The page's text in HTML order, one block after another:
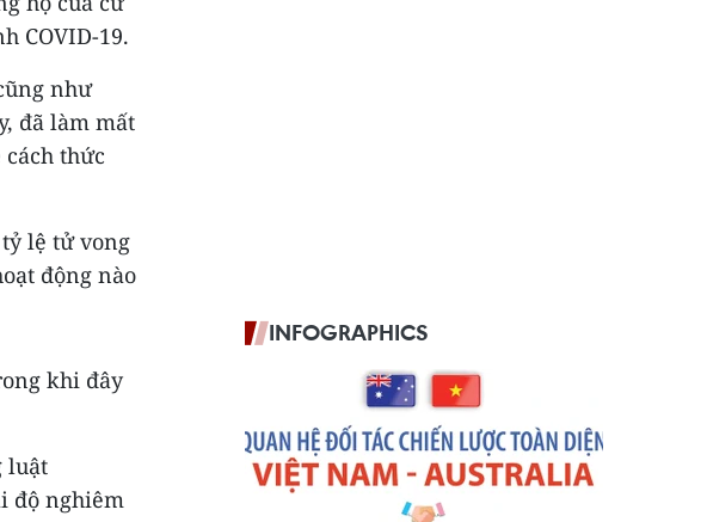
COVID-19.
như
đã làm mất
thức
lệ tử vong
động nào
khi đây
luật
độ nghiêm
INFOGRAPHICS